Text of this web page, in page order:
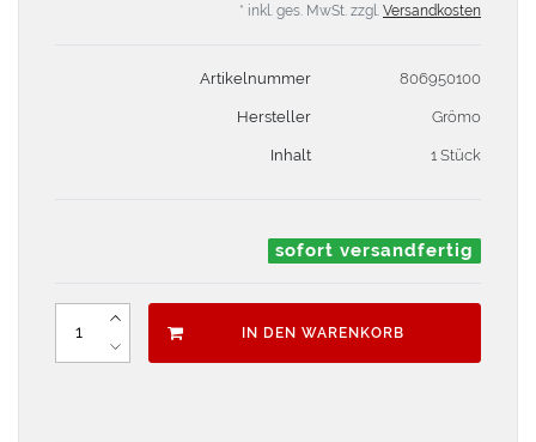
* inkl. ges. MwSt. zzgl. Versandkosten
Artikelnummer 806950100
Hersteller Grömo
Inhalt 1 Stück
sofort versandfertig
IN DEN WARENKORB